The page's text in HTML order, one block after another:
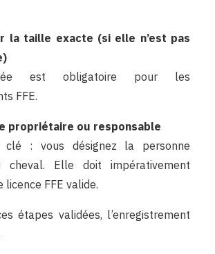
la taille exacte (si elle n’est pas
est obligatoire pour les
FFE.
propriétaire ou responsable
clé : vous désignez la personne
cheval. Elle doit impérativement
licence FFE valide.
étapes validées, l’enregistrement